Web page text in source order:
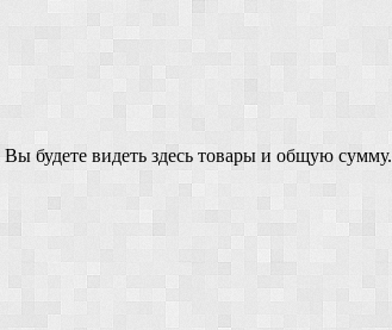
будете видеть здесь товары и общую сумму.